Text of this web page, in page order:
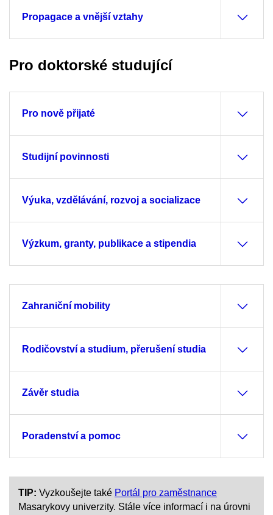
Propagace a vnější vztahy
Pro doktorské studující
Pro nově přijaté
Studijní povinnosti
Výuka, vzdělávání, rozvoj a socializace
Výzkum, granty, publikace a stipendia
Zahraniční mobility
Rodičovství a studium, přerušení studia
Závěr studia
Poradenství a pomoc
TIP: Vyzkoušejte také Portál pro zaměstnance
Masarykovy univerzity. Stále více informací i na úrovni